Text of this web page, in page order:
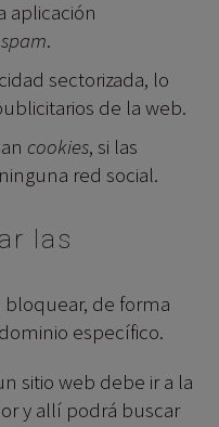
aplicación
spam.
sectorizada, lo
de la web.
cookies, si las
red social.
las
de forma
específico.
sitio web debe ir a la
y allí podrá buscar